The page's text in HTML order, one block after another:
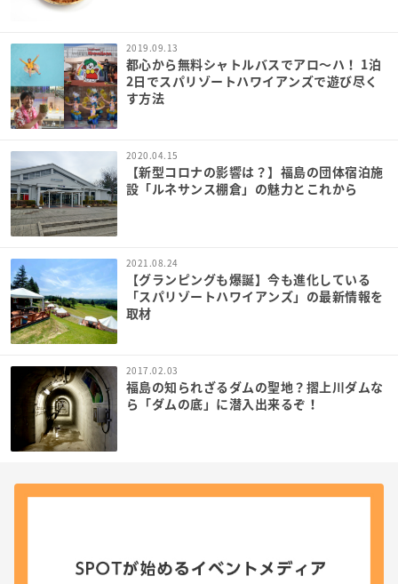
2019.09.13
都心から無料シャトルバスでアロ〜ハ！ 1泊
2日でスパリゾートハワイアンズで遊び尽く
す方法
2020.04.15
【新型コロナの影響は？】福島の団体宿泊施
設「ルネサンス棚倉」の魅力とこれから
2021.08.24
【グランピングも爆誕】今も進化している
「スパリゾートハワイアンズ」の最新情報を
取材
2017.02.03
福島の知られざるダムの聖地？摺上川ダムな
ら「ダムの底」に潜入出来るぞ！